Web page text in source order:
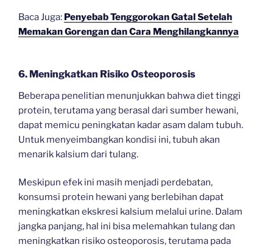
Baca Juga: Penyebab Tenggorokan Gatal Setelah
Memakan Gorengan dan Cara Menghilangkannya
6. Meningkatkan Risiko Osteoporosis
Beberapa penelitian menunjukkan bahwa diet tinggi
protein, terutama yang berasal dari sumber hewani,
dapat memicu peningkatan kadar asam dalam tubuh.
Untuk menyeimbangkan kondisi ini, tubuh akan
menarik kalsium dari tulang.
Meskipun efek ini masih menjadi perdebatan,
konsumsi protein hewani yang berlebihan dapat
meningkatkan ekskresi kalsium melalui urine. Dalam
jangka panjang, hal ini bisa melemahkan tulang dan
meningkatkan risiko osteoporosis, terutama pada